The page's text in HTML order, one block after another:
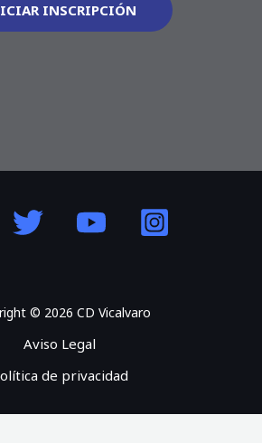
INSCRIPCIÓN
© 2026 CD Vicalvaro
Aviso Legal
de privacidad